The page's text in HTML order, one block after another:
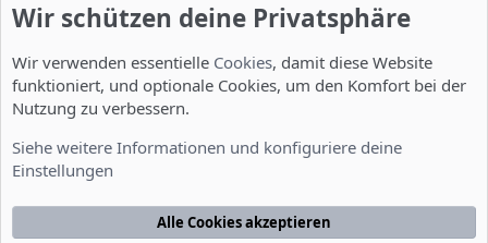
Nutzungsbedingungen Datenschutzerklärung
Startseite
Wir schützen deine Privatsphäre
Wir verwenden essentielle Cookies, damit diese Website
funktioniert, und optionale Cookies, um den Komfort bei der
Nutzung zu verbessern.
Siehe weitere Informationen und konfiguriere deine
Einstellungen
Alle Cookies akzeptieren